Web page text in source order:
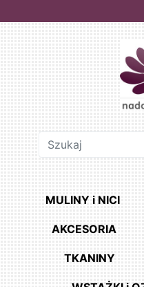
MULINY i NICI
AKCESORIA
TKANINY